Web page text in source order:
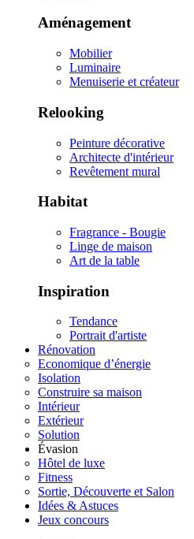
Aménagement
Mobilier
Luminaire
Menuiserie et créateur
Relooking
Peinture décorative
Architecte d'intérieur
Revêtement mural
Habitat
Fragrance - Bougie
Linge de maison
Art de la table
Inspiration
Tendance
Portrait d'artiste
Rénovation
Economique d’énergie
Isolation
Construire sa maison
Intérieur
Extérieur
Solution
Évasion
Hôtel de luxe
Fitness
Sortie, Découverte et Salon
Idées & Astuces
Jeux concours